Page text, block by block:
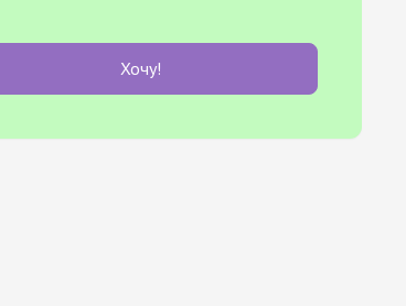
Хочу!